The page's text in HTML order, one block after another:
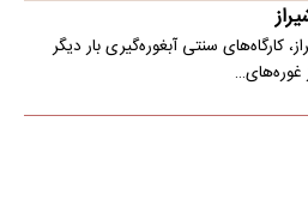
کارگاه‌های سنتی آبغوره‌گیری بار دیگر
غوره‌های…